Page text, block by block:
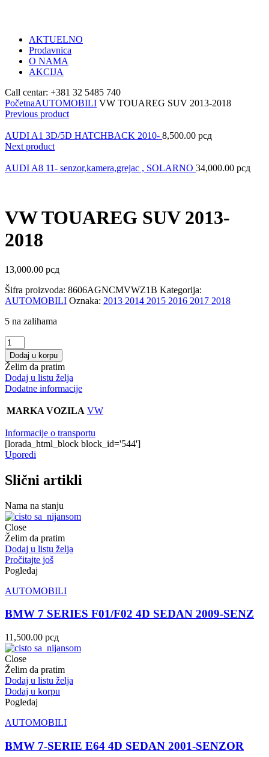
AKTUELNO
Prodavnica
O NAMA
AKCIJA
Call centar: +381 32 5485 740
PočetnaAUTOMOBILI VW TOUAREG SUV 2013-2018
Previous product
AUDI A1 3D/5D HATCHBACK 2010- 8,500.00 рсд
Next product
AUDI A8 11- senzor,kamera,grejac , SOLARNO 34,000.00 рсд
VW TOUAREG SUV 2013-
2018
13,000.00 рсд
Šifra proizvoda: 8606AGNCMVWZ1B Kategorija:
AUTOMOBILI Oznaka: 2013 2014 2015 2016 2017 2018
5 na zalihama
VW
TOUAREG
SUV
2013-
2018
quantity
Dodaj u korpu
Želim da pratim
Dodaj u listu želja
Dodatne informacije
MARKA VOZILA VW
Informacije o transportu
[lorada_html_block block_id='544']
Uporedi
Slični artikli
Nama na stanju
Close
Želim da pratim
Dodaj u listu želja
Pročitajte još
Pogledaj
AUTOMOBILI
BMW 7 SERIES F01/F02 4D SEDAN 2009-SENZ
11,500.00 рсд
Close
Želim da pratim
Dodaj u listu želja
Dodaj u korpu
Pogledaj
AUTOMOBILI
BMW 7-SERIE E64 4D SEDAN 2001-SENZOR